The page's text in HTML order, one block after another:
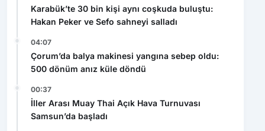
Karabük’te 30 bin kişi aynı coşkuda buluştu:
Hakan Peker ve Sefo sahneyi salladı
04:07
Çorum’da balya makinesi yangına sebep oldu:
500 dönüm anız küle döndü
00:37
İller Arası Muay Thai Açık Hava Turnuvası
Samsun’da başladı